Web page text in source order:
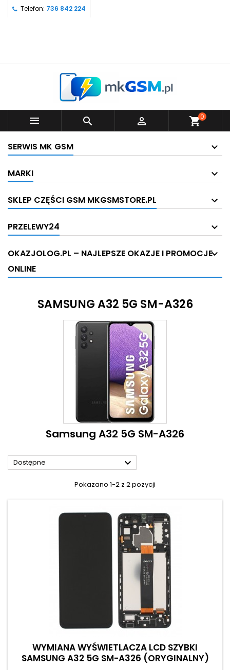
Telefon: 736 842 224
   shopping_cart0
SERWIS MK GSM
MARKI
SKLEP CZĘŚCI GSM MKGSMSTORE.PL
PRZELEWY24
OKAZJOLOG.PL – NAJLEPSZE OKAZJE I PROMOCJE
ONLINE
SAMSUNG A32 5G SM-A326
Samsung A32 5G SM-A326
Dostępne 
Pokazano 1-2 z 2 pozycji
WYMIANA WYŚWIETLACZA LCD SZYBKI
SAMSUNG A32 5G SM-A326 (ORYGINALNY)